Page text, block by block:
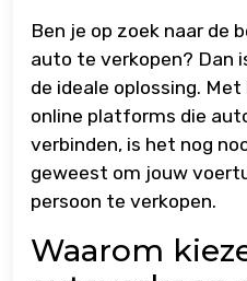
Ben je op zoek naar de
auto te verkopen? Dan
de ideale oplossing.
online platforms die
verbinden, is het nog
geweest om jouw
persoon te verkopen.
Waarom